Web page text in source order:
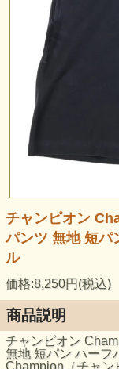
チャンピオン
パンツ 無地 短パ
ル
価格:8,250円(税込)
商品説明
チャンピオン
無地 短パン ハーフ
Champion（チャン